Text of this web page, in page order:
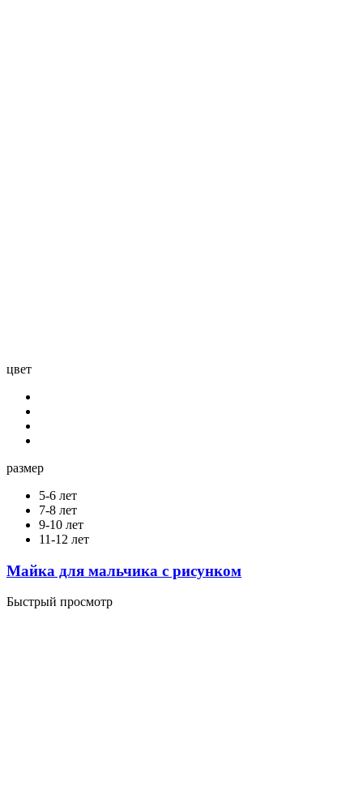
цвет
размер
5-6 лет
7-8 лет
9-10 лет
11-12 лет
Майка для мальчика с рисунком
Быстрый просмотр